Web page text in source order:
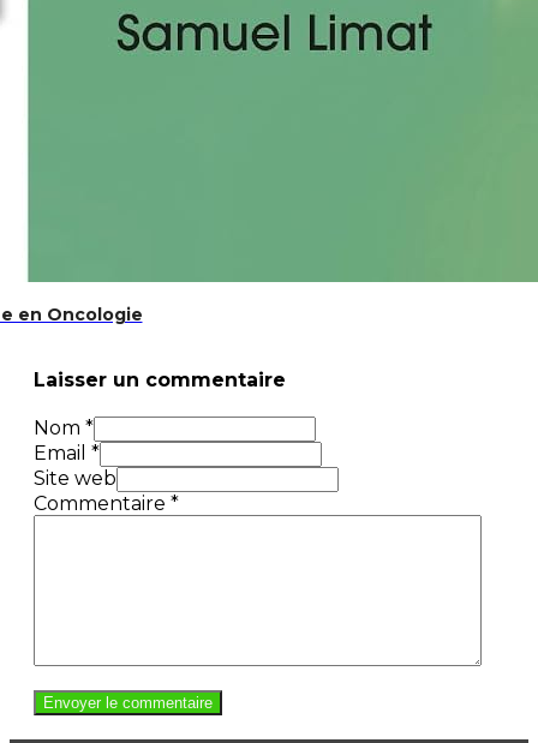
en Oncologie
Laisser un commentaire
Nom *
Email *
Site web
Commentaire *